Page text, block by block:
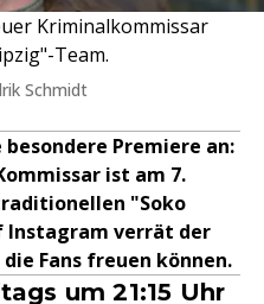
Kriminalkommissar
Team.
Schmidt
Premiere an:
ist am 7.
"Soko
Instagram verrät der
Fans freuen können.
um 21:15 Uhr